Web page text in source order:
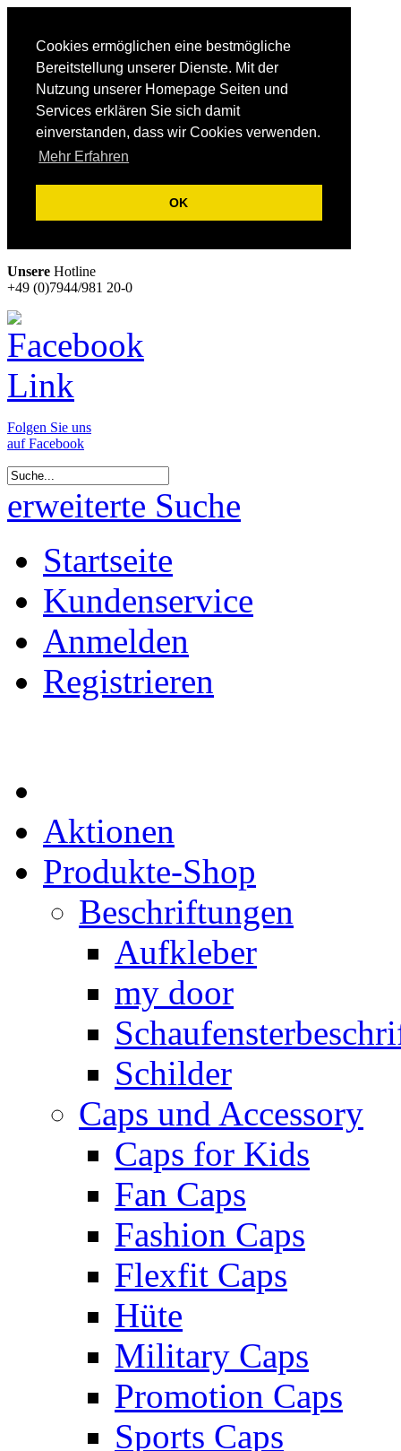
Cookies ermöglichen eine bestmögliche
Bereitstellung unserer Dienste. Mit der
Nutzung unserer Homepage Seiten und
Services erklären Sie sich damit
einverstanden, dass wir Cookies verwenden.
Mehr Erfahren
OK
Unsere Hotline
+49 (0)7944/981 20-0
Folgen Sie uns
auf Facebook
erweiterte Suche
Startseite
Kundenservice
Anmelden
Registrieren
Aktionen
Produkte-Shop
Beschriftungen
Aufkleber
my door
Schilder
Caps und Accessory
Caps for Kids
Fan Caps
Fashion Caps
Flexfit Caps
Hüte
Military Caps
Promotion Caps
Sports Caps